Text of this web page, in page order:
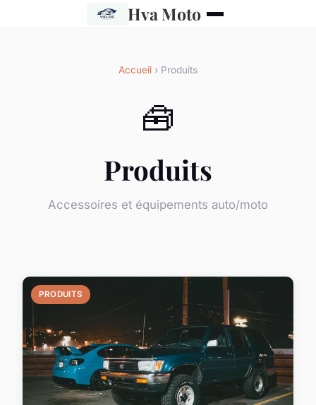
Hva Moto
Accueil › Produits
🧰
Produits
Accessoires et équipements auto/moto
PRODUITS